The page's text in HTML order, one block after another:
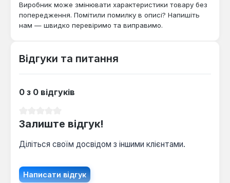
Виробник може змінювати характеристики товару без
попередження. Помітили помилку в описі? Напишіть
нам — швидко перевіримо та виправимо.
Відгуки та питання
0 з 0 відгуків
Залиште відгук!
Діліться своїм досвідом з іншими клієнтами.
Написати відгук